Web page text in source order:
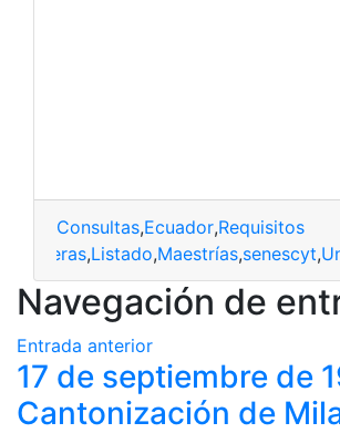
Consultas,Ecuador,Requisitos
,Listado,Maestrías,senescyt,
Navegación de
Entrada anterior
17 de septiembre de
Cantonización de